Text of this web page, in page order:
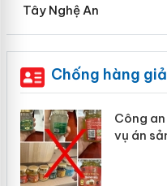
Tây Nghệ An
Chống hàng giả
Hóa tìm bị hại trong
buôn bán yến sào giả